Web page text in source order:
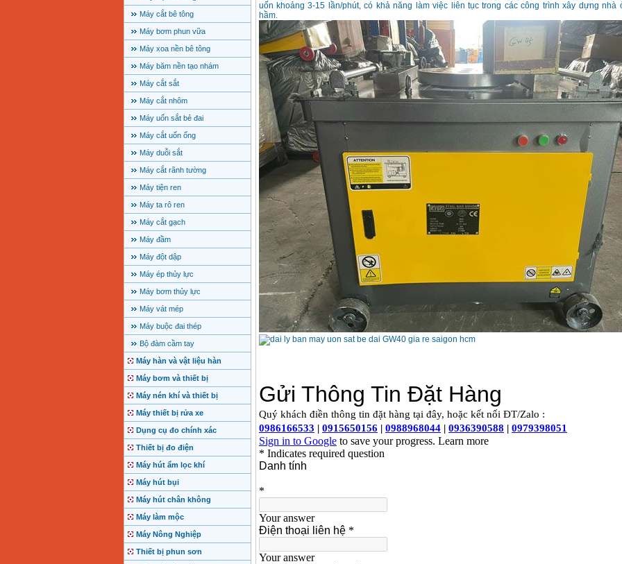
Máy cắt bê tông
Máy bơm phun vữa
Máy xoa nền bê tông
Máy băm nền tạo nhám
Máy cắt sắt
Máy cắt nhôm
Máy uốn sắt bẻ đai
Máy cắt uốn ống
Máy duỗi sắt
Máy cắt rãnh tường
Máy tiện ren
Máy ta rô ren
Máy cắt gạch
Máy đầm
Máy đột dập
Máy ép thủy lực
Máy bơm thủy lực
Máy vát mép
Máy buộc đai thép
Bộ đàm cầm tay
Máy hàn và vật liệu hàn
Máy bơm và thiết bị
Máy nén khí và thiết bị
Máy thiết bị rửa xe
Dụng cụ đo chính xác
Thiết bị đo điện
Máy hút ẩm lọc khí
Máy hút bụi
Máy hút chân không
Máy làm mộc
Máy Nông Nghiệp
Thiết bị phun sơn
uốn khoảng 3-15 lần/phút, có khả năng làm việc liên tục trong các công trình xây dựng nhà
hầm.